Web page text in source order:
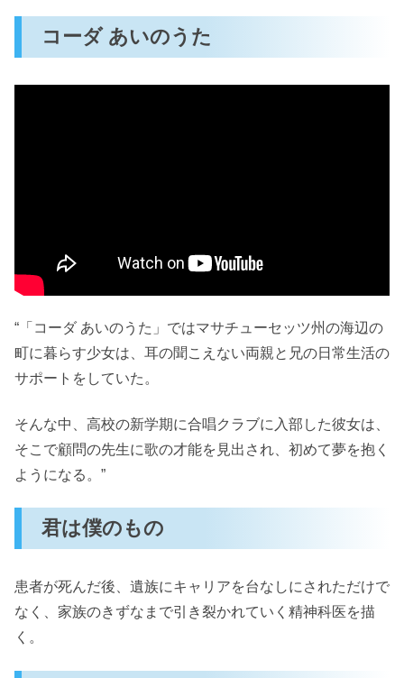
コーダ あいのうた
“「コーダ あいのうた」ではマサチューセッツ州の海辺の
町に暮らす少女は、耳の聞こえない両親と兄の日常生活の
サポートをしていた。
そんな中、高校の新学期に合唱クラブに入部した彼女は、
そこで顧問の先生に歌の才能を見出され、初めて夢を抱く
ようになる。”
君は僕のもの
患者が死んだ後、遺族にキャリアを台なしにされただけで
なく、家族のきずなまで引き裂かれていく精神科医を描
く。